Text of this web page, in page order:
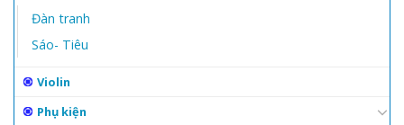
Đàn tranh
Sáo- Tiêu
Violin
Phụ kiện